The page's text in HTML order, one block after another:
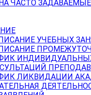
ЧАСТО
УЧЕБНЫХ
ЛИКВИДАЦИИ